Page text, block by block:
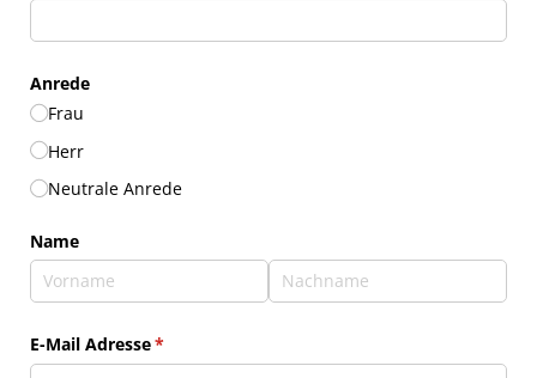
Anrede
Frau
Herr
Neutrale Anrede
Name
E-Mail Adresse*
(erforderlich)